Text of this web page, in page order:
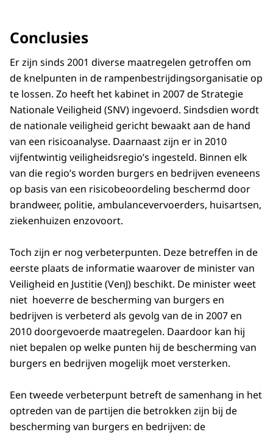
Conclusies
Er zijn sinds 2001 diverse maatregelen getroffen om
de knelpunten in de rampenbestrijdingsorganisatie op
te lossen. Zo heeft het kabinet in 2007 de Strategie
Nationale Veiligheid (SNV) ingevoerd. Sindsdien wordt
de nationale veilig­heid gericht bewaakt aan de hand
van een risicoanalyse. Daarnaast zijn er in 2010
vijfentwintig veiligheidsregio’s ingesteld. Binnen elk
van die regio’s worden burgers en bedrijven eveneens
op basis van een risicobeoordeling beschermd door
brandweer, politie, ambulance­vervoerders, huisartsen,
ziekenhuizen enzovoort.
Toch zijn er nog verbeterpunten. Deze betreffen in de
eerste plaats de informatie waarover de minister van
Veiligheid en Justitie (VenJ) beschikt. De minister weet
niet hoeverre de bescherming van burgers en
bedrijven is verbeterd als gevolg van de in 2007 en
2010 doorgevoerde maatregelen. Daardoor kan hij
niet bepalen op welke punten hij de bescherming van
burgers en bedrijven mogelijk moet versterken.
Een tweede verbeterpunt betreft de samenhang in het
optreden van de partijen die betrokken zijn bij de
bescherming van burgers en bedrijven: de